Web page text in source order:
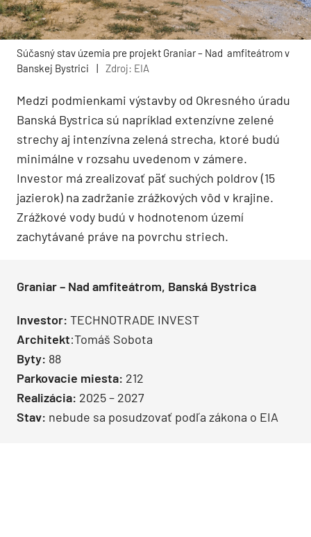
Súčasný stav územia pre projekt Graniar – Nad amfiteátrom v
Banskej Bystrici
| Zdroj: EIA
Medzi podmienkami výstavby od Okresného úradu
Banská Bystrica sú napríklad extenzívne zelené
strechy aj intenzívna zelená strecha, ktoré budú
minimálne v rozsahu uvedenom v zámere.
Investor má zrealizovať päť suchých poldrov (15
jazierok) na zadržanie zrážkových vôd v krajine.
Zrážkové vody budú v hodnotenom území
zachytávané práve na povrchu striech.
Graniar – Nad amfiteátrom, Banská Bystrica
Investor: TECHNOTRADE INVEST
Architekt:Tomáš Sobota
Byty: 88
Parkovacie miesta: 212
Realizácia: 2025 – 2027
Stav: nebude sa posudzovať podľa zákona o EIA